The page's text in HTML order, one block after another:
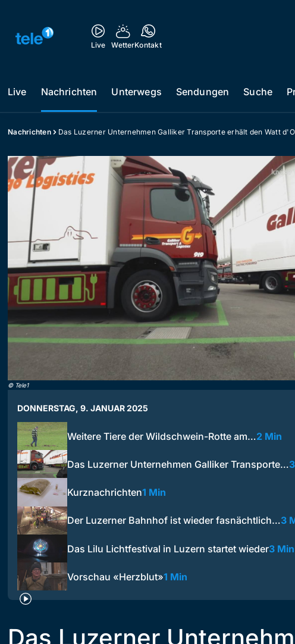
Live WetterKontakt
Live Nachrichten Unterwegs Sendungen Suche
Nachrichten Das Luzerner Unternehmen Galliker Transporte erhält den Watt
© Tele1
DONNERSTAG, 9. JANUAR 2025
Weitere Tiere der Wildschwein-Rotte am…2 Min
Das Luzerner Unternehmen Galliker Transporte…
Kurznachrichten1 Min
Der Luzerner Bahnhof ist wieder fasnächtlich…3
Das Lilu Lichtfestival in Luzern startet wieder3 Min
Vorschau «Herzblut»1 Min
Das Luzerner